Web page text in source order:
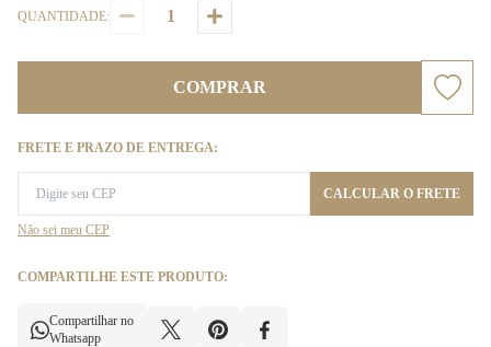
QUANTIDADE:
COMPRAR
FRETE E PRAZO DE ENTREGA:
CALCULAR O FRETE
Não sei meu CEP
COMPARTILHE ESTE PRODUTO:
Compartilhar no
Whatsapp